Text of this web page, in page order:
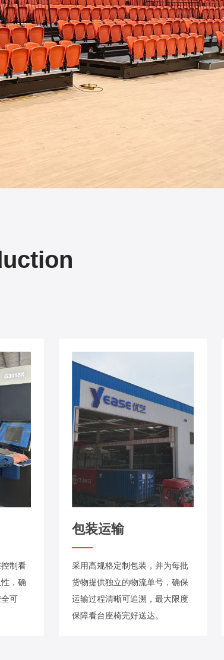
制看
，确
可
包装运输
采用高规格定制包装，并为每批
货物提供独立的物流单号，确保
运输过程清晰可追溯，最大限度
保障看台座椅完好送达。